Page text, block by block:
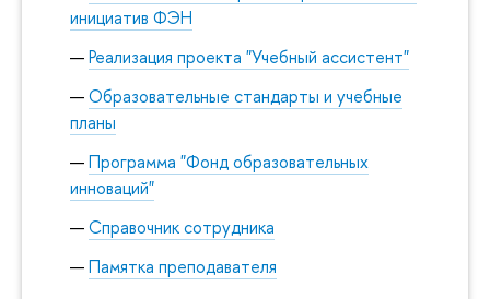
инициатив ФЭН
Реализация проекта "Учебный ассистент"
Образовательные стандарты и учебные
планы
Программа "Фонд образовательных
инноваций"
Справочник сотрудника
Памятка преподавателя